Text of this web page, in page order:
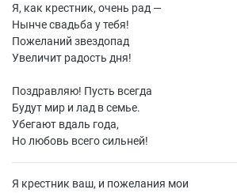
Я, как крестник, очень рад —
Нынче свадьба у тебя!
Пожеланий звездопад
Увеличит радость дня!
Поздравляю! Пусть всегда
Будут мир и лад в семье.
Убегают вдаль года,
Но любовь всего сильней!
Я крестник ваш, и пожелания мои